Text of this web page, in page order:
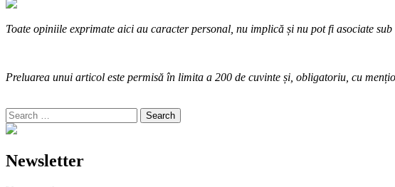
Toate opiniile exprimate aici au caracter personal, nu implică și nu pot fi asociate
Preluarea unui articol este permisă în limita a 200 de cuvinte și, obligatoriu, cu
Search
for:
Newsletter